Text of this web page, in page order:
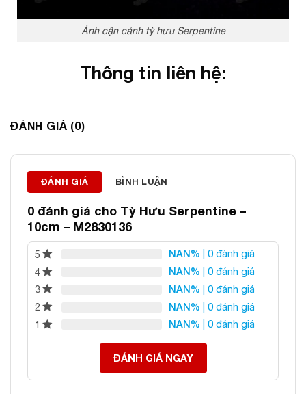
Ảnh cận cảnh tỳ hưu Serpentine
Thông tin liên hệ:
Email:daphongthuyanphat@gmail.com
ĐÁNH GIÁ (0)
ĐÁNH GIÁ BÌNH LUẬN
0 đánh giá cho Tỳ Hưu Serpentine –
10cm – M2830136
5 NAN% | 0 đánh giá
4
NAN% | 0 đánh giá
3
NAN% | 0 đánh giá
2
NAN% | 0 đánh giá
1
NAN% | 0 đánh giá
ĐÁNH GIÁ NGAY